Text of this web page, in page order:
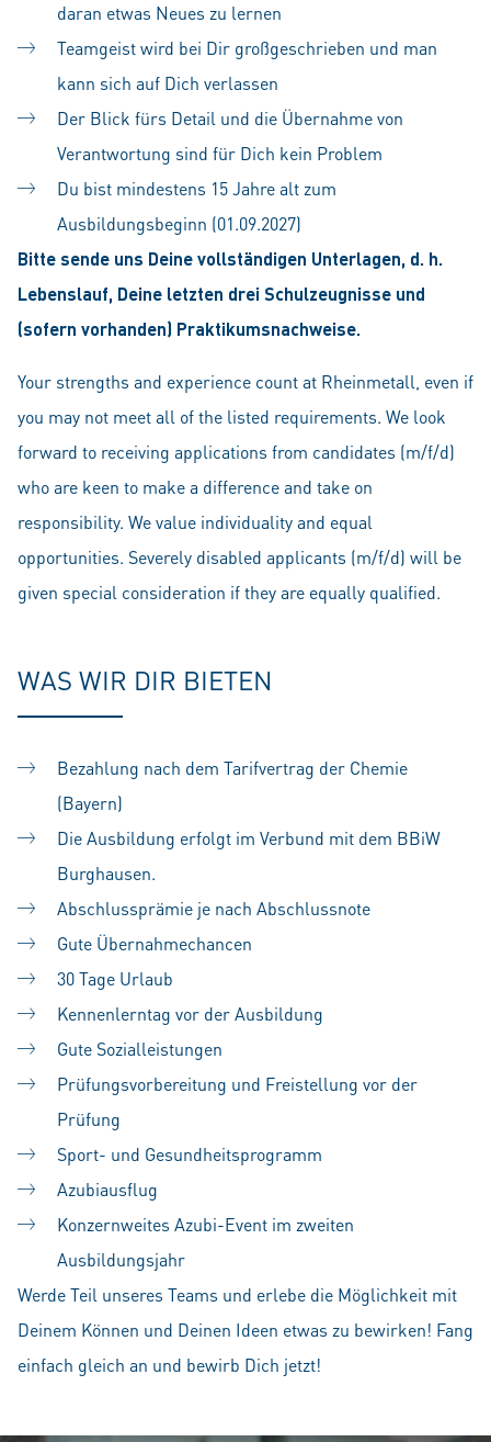
daran etwas Neues zu lernen
Teamgeist wird bei Dir großgeschrieben und man
kann sich auf Dich verlassen
Der Blick fürs Detail und die Übernahme von
Verantwortung sind für Dich kein Problem
Du bist mindestens 15 Jahre alt zum
Ausbildungsbeginn (01.09.2027)
Bitte sende uns Deine vollständigen Unterlagen, d. h.
Lebenslauf, Deine letzten drei Schulzeugnisse und
(sofern vorhanden) Praktikumsnachweise.
Your strengths and experience count at Rheinmetall, even if
you may not meet all of the listed requirements. We look
forward to receiving applications from candidates (m/f/d)
who are keen to make a difference and take on
responsibility. We value individuality and equal
opportunities. Severely disabled applicants (m/f/d) will be
given special consideration if they are equally qualified.
WAS WIR DIR BIETEN
Bezahlung nach dem Tarifvertrag der Chemie
(Bayern)
Die Ausbildung erfolgt im Verbund mit dem BBiW
Burghausen.
Abschlussprämie je nach Abschlussnote
Gute Übernahmechancen
30 Tage Urlaub
Kennenlerntag vor der Ausbildung
Gute Sozialleistungen
Prüfungsvorbereitung und Freistellung vor der
Prüfung
Sport- und Gesundheitsprogramm
Azubiausflug
Konzernweites Azubi-Event im zweiten
Ausbildungsjahr
Werde Teil unseres Teams und erlebe die Möglichkeit mit
Deinem Können und Deinen Ideen etwas zu bewirken! Fang
einfach gleich an und bewirb Dich jetzt!